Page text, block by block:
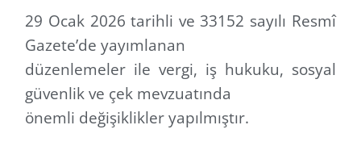
29 Ocak 2026 tarihli ve 33152 sayılı Resmî
Gazete’de yayımlanan
düzenlemeler ile vergi, iş hukuku, sosyal
güvenlik ve çek mevzuatında
önemli değişiklikler yapılmıştır.